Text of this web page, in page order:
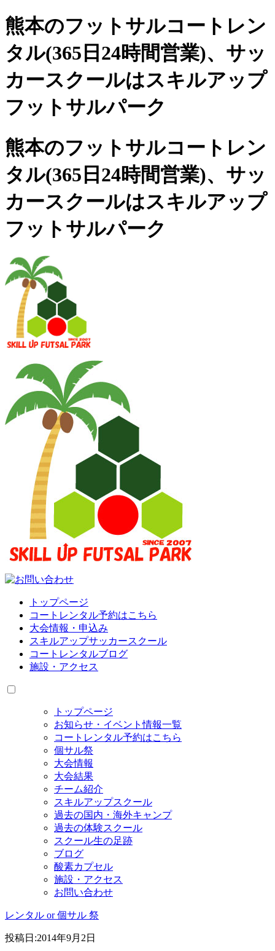
熊本のフットサルコートレン
タル(365日24時間営業)、 サッ
カースクールはスキルアップ
フットサルパーク
熊本のフットサルコートレン
タル(365日24時間営業)、サッ
カースクールはスキルアップ
フットサルパーク
トップページ
コートレンタル予約はこちら
大会情報・申込み
スキルアップサッカースクール
コートレンタルブログ
施設・アクセス
トップページ
お知らせ・イベント情報一覧
コートレンタル予約はこちら
個サル祭
大会情報
大会結果
チーム紹介
スキルアップスクール
過去の国内・海外キャンプ
過去の体験スクール
スクール生の足跡
ブログ
酸素カプセル
施設・アクセス
お問い合わせ
レンタル or 個サル 祭
投稿日:2014年9月2日